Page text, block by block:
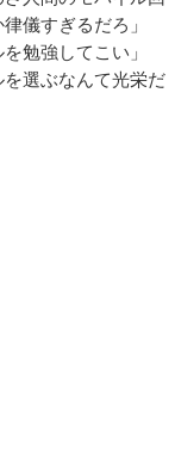
generation
民の容赦な